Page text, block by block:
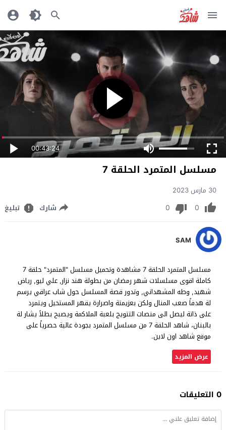
00:43:24
مسلسل المتمرد الحلقة 7
30 مارس 2023
0
0 شارك تبليغ
SAM
مسلسل المتمرد الحلقة 7 مشاهدة وتحميل مسلسل "المتمرد" حلقة 7
كاملة اقوى مسلسلات شهر رمضان من بطولة هند نزار, علي ليو, رياض
شهيد, وطه المشهداني, وتدور قصة المسلسل حول شاب عراقي يرسم
لة هدفاً صعب المنال ولكن بعزيمتة واصرارة يقهر المستحيل ويتمرد
على ذاتة ليصل الى منصات التتويج بلعبة الملاكمة ويصبح بطلاً يشار لة
بالبنان، شاهد الحلقة 7 من مسلسل المتمرد بجودة عالية حصرياً على
موقع شاهد اون لاين.
عرض المزيد
0 التعليقات